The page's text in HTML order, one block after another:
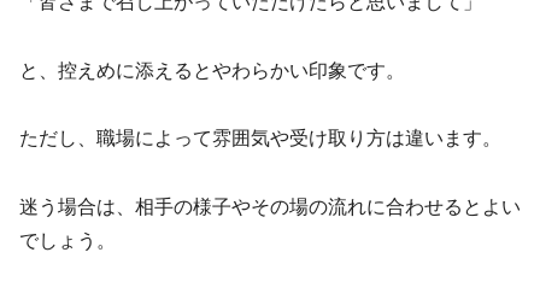
と、控えめに添えるとやわらかい印象です。
ただし、職場によって雰囲気や受け取り方は違います。
迷う場合は、相手の様子やその場の流れに合わせるとよい
でしょう。